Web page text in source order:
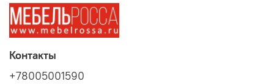
Контакты
+78005001590